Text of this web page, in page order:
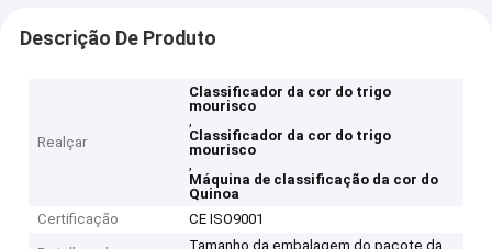
Descrição De Produto
Realçar
Classificador da cor do trigo
mourisco
,
Classificador da cor do trigo
mourisco
,
Máquina de classificação da cor do
Quinoa
Certificação
CE ISO9001
Tamanho da embalagem do pacote da